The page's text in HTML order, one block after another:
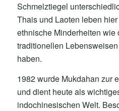
Schmelztiegel
Thais und Laoten leben
ethnische Minderheiten wie
traditionellen
haben.
1982 wurde Mukdahan zur
und dient heute als
indochinesischen Welt.